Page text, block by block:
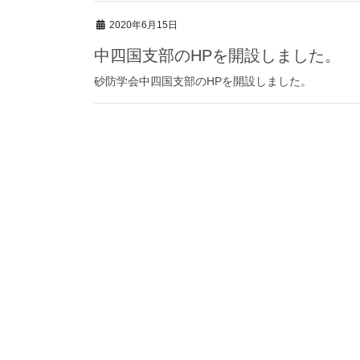
2020年6月15日
中四国支部のHPを開設しました。
砂防学会中四国支部のHPを開設しました。